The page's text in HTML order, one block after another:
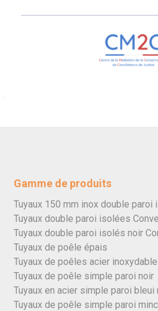
Gamme de produits
Tuyaux 150 mm inox double
Tuyaux double paroi isolées
Tuyaux double paroi isolés noir
Tuyaux de poêle épais
Tuyaux de poêles acier inoxydable
Tuyaux de poêle simple paroi noir
Tuyaux en acier simple paroi bleui
Tuyaux de poêle simple paroi